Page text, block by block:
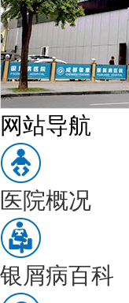
网站导航
医院概况
银屑病百科